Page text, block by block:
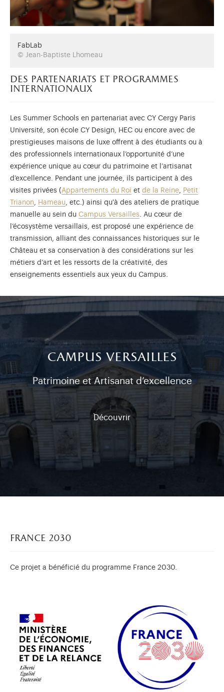
FabLab
© Jean-Baptiste Lhomeau
des partenariats et programmes
internationaux
Les Summer Schools en partenariat avec CY Cergy Paris
Université, son école CY Design, HEC ou encore avec de
prestigieuses maisons de luxe offrent à des étudiants ou à
des professionnels internationaux l’opportunité d’une
expérience unique au cœur du patrimoine et l’artisanat
d’excellence. Pendant une journée, ils participent à des
visites privées (Appartements du Roi et de la Reine, Petit
Trianon, Hameau, etc.) ainsi qu'à des ateliers de pratique
manuelle au sein du Campus Versailles. Au cœur de
l’écosystème versaillais, est proposé une expérience de
transmission, alliant des connaissances historiques sur le
Château et sa conservation à des considérations sur les
métiers d’art et les ressorts de la créativité, des
enseignements essentiels aux yeux du Campus.
campus versailles
Patrimoine et Artisanat d’excellence
Découvrir
france 2030
Ce projet a bénéficié du programme France 2030.